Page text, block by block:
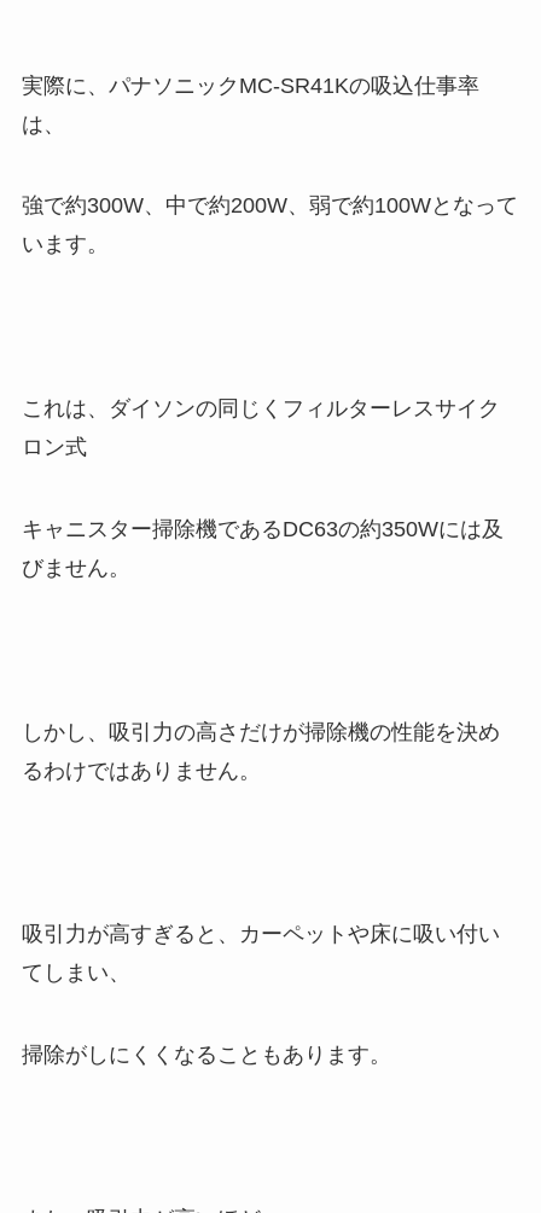
実際に、パナソニックMC-SR41Kの吸込仕事率
は、
強で約300W、中で約200W、弱で約100Wとなって
います。
これは、ダイソンの同じくフィルターレスサイク
ロン式
キャニスター掃除機であるDC63の約350Wには及
びません。
しかし、吸引力の高さだけが掃除機の性能を決め
るわけではありません。
吸引力が高すぎると、カーペットや床に吸い付い
てしまい、
掃除がしにくくなることもあります。